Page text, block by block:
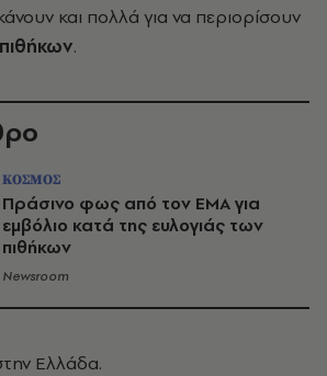
και πολλά για να περιορίσουν
.
ΚΟΣΜΟΣ
Πράσινο φως από τον EMA για
εμβόλιο κατά της ευλογιάς των
πιθήκων
Newsroom
Ελλάδα.